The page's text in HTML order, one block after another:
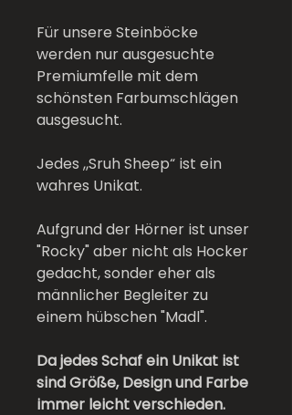
Für unsere Steinböcke
werden nur ausgesuchte
Premiumfelle mit dem
schönsten Farbumschlägen
ausgesucht.
Jedes „Sruh Sheep“ ist ein
wahres Unikat.
Aufgrund der Hörner ist unser
"Rocky" aber nicht als Hocker
gedacht, sonder eher als
männlicher Begleiter zu
einem hübschen "Madl".
Da jedes Schaf ein Unikat ist
sind Größe, Design und Farbe
immer leicht verschieden.